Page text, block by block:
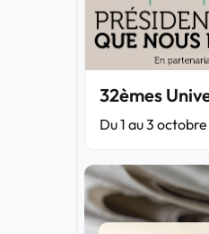
32èmes
Du 1 au 3